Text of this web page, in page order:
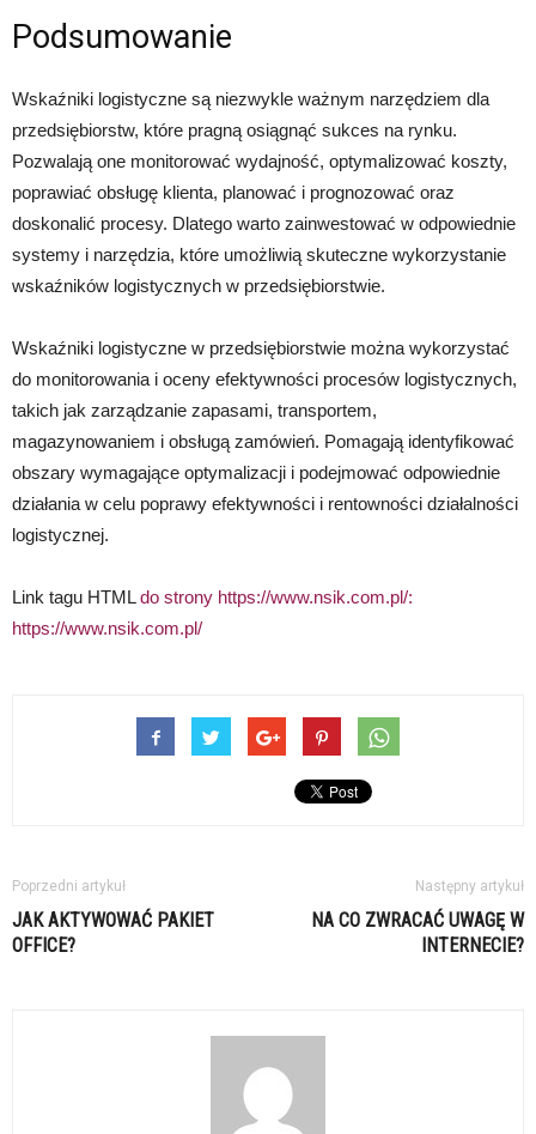
Podsumowanie
Wskaźniki logistyczne są niezwykle ważnym narzędziem dla
przedsiębiorstw, które pragną osiągnąć sukces na rynku.
Pozwalają one monitorować wydajność, optymalizować koszty,
poprawiać obsługę klienta, planować i prognozować oraz
doskonalić procesy. Dlatego warto zainwestować w odpowiednie
systemy i narzędzia, które umożliwią skuteczne wykorzystanie
wskaźników logistycznych w przedsiębiorstwie.
Wskaźniki logistyczne w przedsiębiorstwie można wykorzystać
do monitorowania i oceny efektywności procesów logistycznych,
takich jak zarządzanie zapasami, transportem,
magazynowaniem i obsługą zamówień. Pomagają identyfikować
obszary wymagające optymalizacji i podejmować odpowiednie
działania w celu poprawy efektywności i rentowności działalności
logistycznej.
Link tagu HTMLdo strony https://www.nsik.com.pl/:
https://www.nsik.com.pl/
Poprzedni artykuł
JAK AKTYWOWAĆ PAKIET
OFFICE?
Następny artykuł
NA CO ZWRACAĆ UWAGĘ W
INTERNECIE?